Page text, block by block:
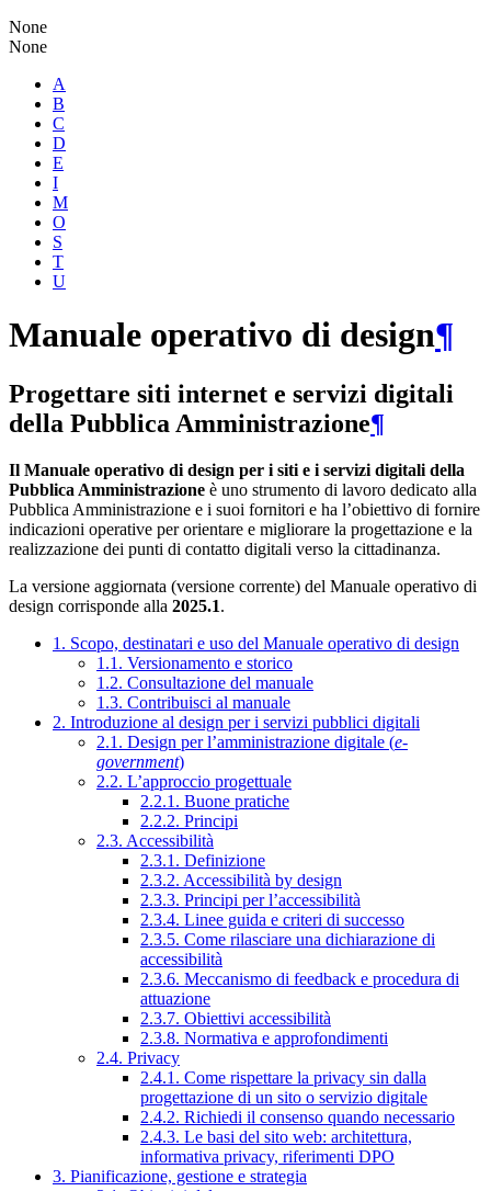
None
None
A
B
C
D
E
I
M
O
S
T
U
Manuale operativo di design¶
Progettare siti internet e servizi digitali
della Pubblica Amministrazione¶
Il Manuale operativo di design per i siti e i servizi digitali della
Pubblica Amministrazione è uno strumento di lavoro dedicato alla
Pubblica Amministrazione e i suoi fornitori e ha l’obiettivo di fornire
indicazioni operative per orientare e migliorare la progettazione e la
realizzazione dei punti di contatto digitali verso la cittadinanza.
La versione aggiornata (versione corrente) del Manuale operativo di
design corrisponde alla 2025.1.
1. Scopo, destinatari e uso del Manuale operativo di design
1.1. Versionamento e storico
1.2. Consultazione del manuale
1.3. Contribuisci al manuale
2. Introduzione al design per i servizi pubblici digitali
2.1. Design per l’amministrazione digitale (e-
government)
2.2. L’approccio progettuale
2.2.1. Buone pratiche
2.2.2. Principi
2.3. Accessibilità
2.3.1. Definizione
2.3.2. Accessibilità by design
2.3.3. Principi per l’accessibilità
2.3.4. Linee guida e criteri di successo
2.3.5. Come rilasciare una dichiarazione di
accessibilità
2.3.6. Meccanismo di feedback e procedura di
attuazione
2.3.7. Obiettivi accessibilità
2.3.8. Normativa e approfondimenti
2.4. Privacy
2.4.1. Come rispettare la privacy sin dalla
progettazione di un sito o servizio digitale
2.4.2. Richiedi il consenso quando necessario
2.4.3. Le basi del sito web: architettura,
informativa privacy, riferimenti DPO
3. Pianificazione, gestione e strategia